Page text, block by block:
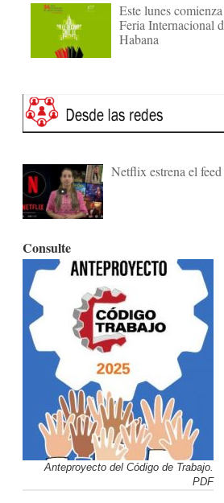
Este lunes
Feria Internacional
Habana
Netflix estrena el
Consulte
Anteproyecto del Código de Trabajo.
PDF